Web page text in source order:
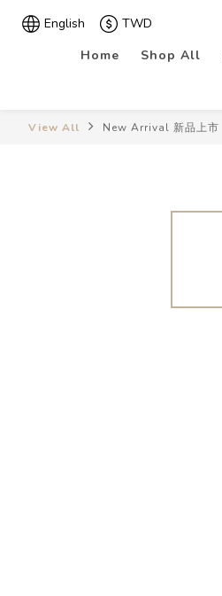
English TWD
Home
Shop All
View All New Arrival 新品上市